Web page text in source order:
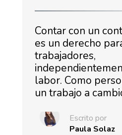
Contar con un
es un derecho
trabajadores,
labor. Como
un trabajo a
Escrito por
Paula Solaz